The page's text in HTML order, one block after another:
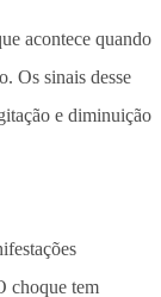
acontece quando
Os sinais desse
e diminuição